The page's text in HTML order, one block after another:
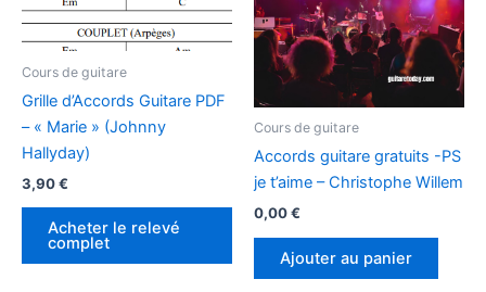
Cours de guitare
Grille d’Accords Guitare PDF
– « Marie » (Johnny
Hallyday)
3,90€
Acheter le relevé
complet
Cours de guitare
Accords guitare gratuits -PS
je t’aime – Christophe Willem
0,00€
Ajouter au panier